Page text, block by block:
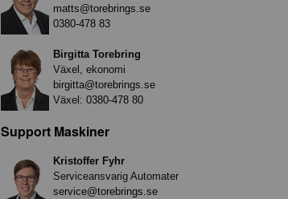
matts@torebrings.se
0380-478 83
Birgitta Torebring
Växel, ekonomi
birgitta@torebrings.se
Växel: 0380-478 80
Support Maskiner
Kristoffer Fyhr
Serviceansvarig Automater
service@torebrings.se